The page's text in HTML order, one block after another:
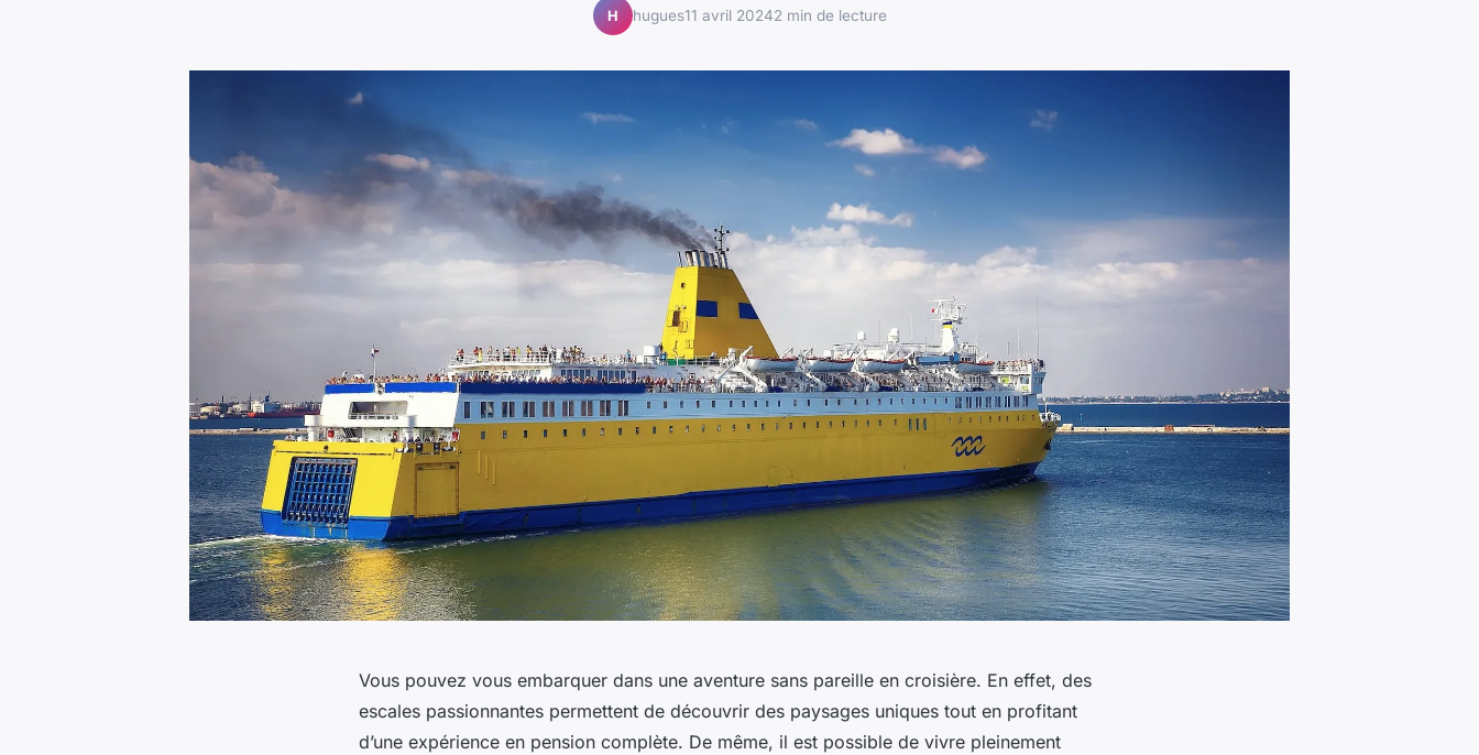
H hugues11 avril 20242 min de lecture
Vous pouvez vous embarquer dans une aventure sans pareille en croisière. En effet, des
escales passionnantes permettent de découvrir des paysages uniques tout en profitant
d’une expérience en pension complète. De même, il est possible de vivre pleinement